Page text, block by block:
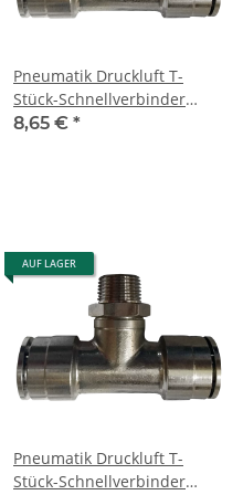
Pneumatik Druckluft T-
Stück-Schnellverbinder
(MPT) Ø 10 mm mit Gewinde
8,65 € *
AUF LAGER
Pneumatik Druckluft T-
Stück-Schnellverbinder